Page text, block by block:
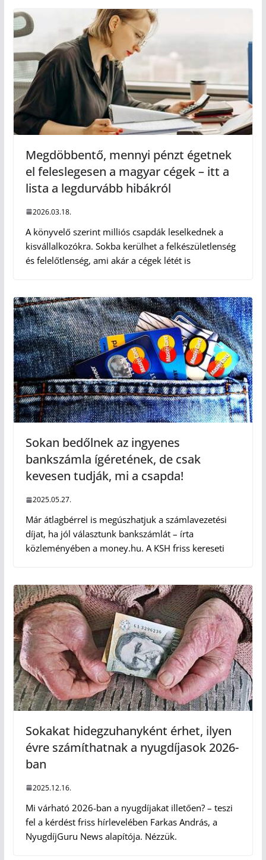
Megdöbbentő, mennyi pénzt égetnek
el feleslegesen a magyar cégek – itt a
lista a legdurvább hibákról
2026.03.18.
A könyvelő szerint milliós csapdák leselkednek a
kisvállalkozókra. Sokba kerülhet a felkészületlenség
és felelőtlenség, ami akár a cégek létét is
Sokan bedőlnek az ingyenes
bankszámla ígéretének, de csak
kevesen tudják, mi a csapda!
2025.05.27.
Már átlagbérrel is megúszhatjuk a számlavezetési
díjat, ha jól választunk bankszámlát – írta
közleményében a money.hu. A KSH friss kereseti
Sokakat hidegzuhanyként érhet, ilyen
évre számíthatnak a nyugdíjasok 2026-
ban
2025.12.16.
Mi várható 2026-ban a nyugdíjakat illetően? – teszi
fel a kérdést friss hírlevelében Farkas András, a
NyugdíjGuru News alapítója. Nézzük.